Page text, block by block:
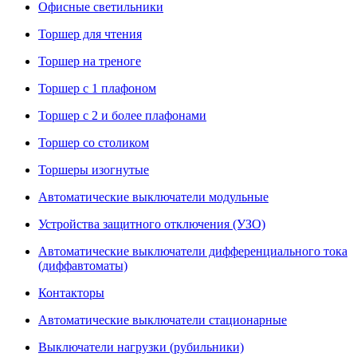
Офисные светильники
Торшер для чтения
Торшер на треноге
Торшер с 1 плафоном
Торшер с 2 и более плафонами
Торшер со столиком
Торшеры изогнутые
Автоматические выключатели модульные
Устройства защитного отключения (УЗО)
Автоматические выключатели дифференциального тока
(диффавтоматы)
Контакторы
Автоматические выключатели стационарные
Выключатели нагрузки (рубильники)